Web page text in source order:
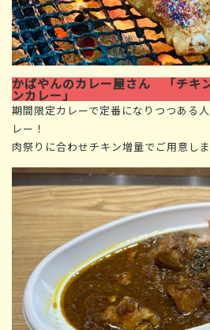
かばやんのカレー屋さん 「チキ
ンカレー」
期間限定カレーで定番になりつつある
レー！
肉祭りに合わせチキン増量でご用意しま